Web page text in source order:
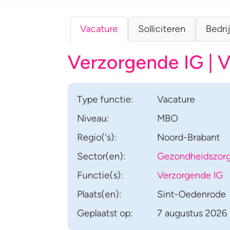
Vacature Solliciteren
Verzorgende IG |
Type functie:
Vacature
Niveau:
MBO
Regio('s):
Noord-Brabant
Sector(en):
Functie(s):
Verzorgende IG
Plaats(en):
Sint-Oedenrode
Geplaatst op:
7 augustus 2026